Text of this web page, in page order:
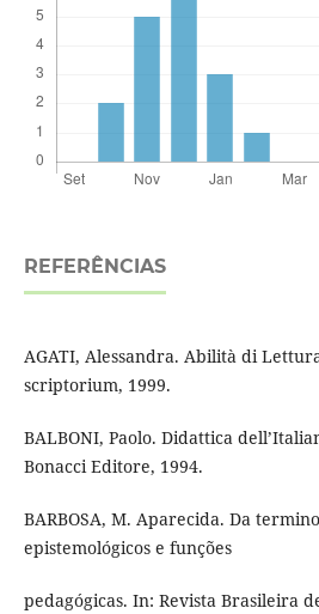
REFERÊNCIAS
AGATI, Alessandra. Abilità di
scriptorium, 1999.
BALBONI, Paolo. Didattica
Bonacci Editore, 1994.
BARBOSA, M. Aparecida. Da
epistemológicos e funções
pedagógicas. In: Revista Brasileira